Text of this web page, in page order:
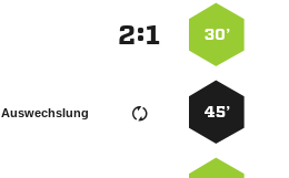
30’
:
45’
Auswechslung